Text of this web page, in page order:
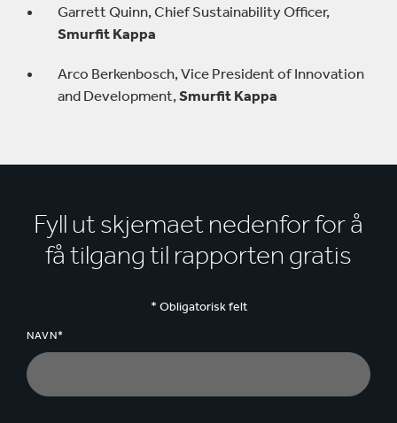
Garrett Quinn, Chief Sustainability Officer,
Smurfit Kappa
Arco Berkenbosch, Vice President of Innovation
and Development,Smurfit Kappa
Fyll ut skjemaet nedenfor for å
få tilgang til rapporten gratis
* Obligatorisk felt
NAVN*